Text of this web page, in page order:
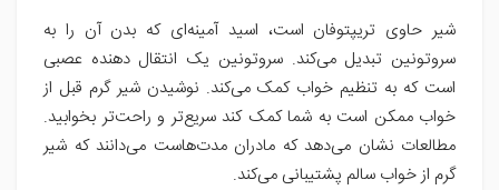
شیر حاوی تریپتوفان است، اسید آمینه‌ای که بدن آن را به
سروتونین تبدیل می‌کند. سروتونین یک انتقال دهنده عصبی
است که به تنظیم خواب کمک می‌کند. نوشیدن شیر گرم قبل از
خواب ممکن است به شما کمک کند سریع‌تر و راحت‌تر بخوابید.
مطالعات نشان می‌دهد که مادران مدت‌هاست می‌دانند که شیر
گرم از خواب سالم پشتیبانی می‌کند.